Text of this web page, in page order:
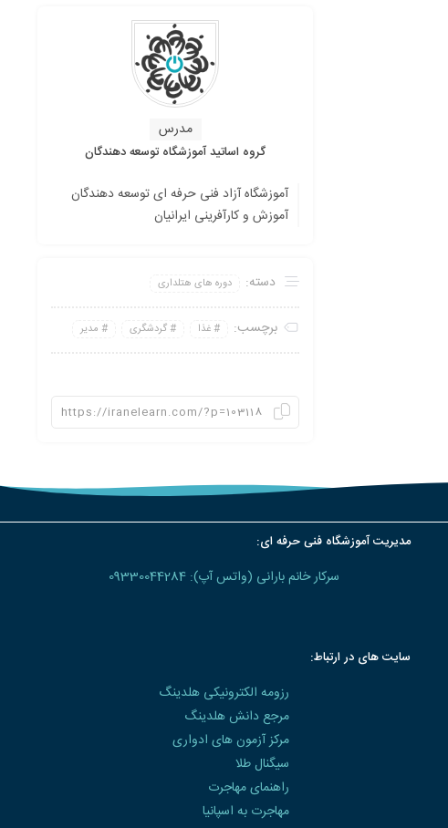
مدرس
گروه اساتید آموزشگاه توسعه دهندگان
آموزشگاه آزاد فنی حرفه ای توسعه دهندگان
آموزش و کارآفرینی ایرانیان
دسته: دوره های هتلداری
برچسب: غذا گردشگری مدیر
مدیریت آموزشگاه فنی حرفه ای:
سرکار خانم بارانی (واتس آپ): 09330044284
سایت های در ارتباط:
رزومه الکترونیکی هلدینگ
مرجع دانش هلدینگ
مرکز آزمون های ادواری
سیگنال طلا
راهنمای مهاجرت
مهاجرت به اسپانیا